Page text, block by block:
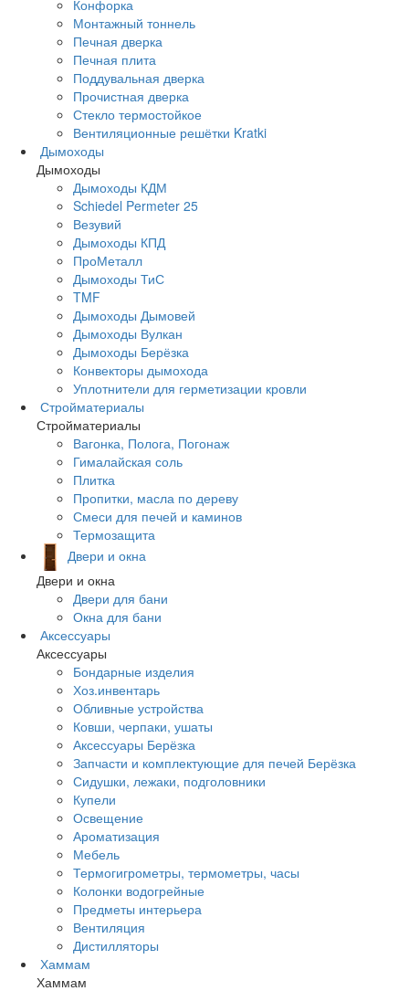
Конфорка
Монтажный тоннель
Печная дверка
Печная плита
Поддувальная дверка
Прочистная дверка
Стекло термостойкое
Вентиляционные решётки Kratki
Дымоходы
Дымоходы
Дымоходы КДМ
Schiedel Permeter 25
Везувий
Дымоходы КПД
ПроМеталл
Дымоходы ТиС
TMF
Дымоходы Дымовей
Дымоходы Вулкан
Дымоходы Берёзка
Конвекторы дымохода
Уплотнители для герметизации кровли
Стройматериалы
Стройматериалы
Вагонка, Полога, Погонаж
Гималайская соль
Плитка
Пропитки, масла по дереву
Смеси для печей и каминов
Термозащита
Двери и окна
Двери и окна
Двери для бани
Окна для бани
Аксессуары
Аксессуары
Бондарные изделия
Хоз.инвентарь
Обливные устройства
Ковши, черпаки, ушаты
Аксессуары Берёзка
Запчасти и комплектующие для печей Берёзка
Сидушки, лежаки, подголовники
Купели
Освещение
Ароматизация
Мебель
Термогигрометры, термометры, часы
Колонки водогрейные
Предметы интерьера
Вентиляция
Дистилляторы
Хаммам
Хаммам